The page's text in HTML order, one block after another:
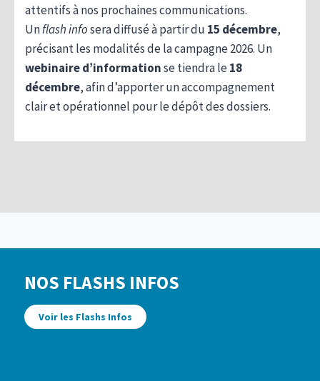
attentifs à nos prochaines communications.
Unflash infosera diffusé à partir du 15 décembre,
précisant les modalités de la campagne 2026. Un
webinaire d’informationse tiendra le18
décembre, afin d’apporter un accompagnement
clair et opérationnel pour le dépôt des dossiers.
NOS FLASHS INFOS
Voir les Flashs Infos